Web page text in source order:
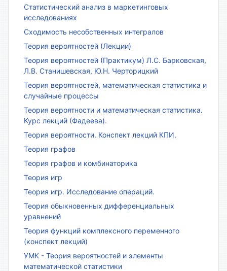
Статистический анализ в маркетинговых
исследованиях
Сходимость несобственных интегралов
Теория вероятностей (Лекции)
Теория вероятностей (Практикум) Л.С. Барковская,
Л.В. Станишевская, Ю.Н. Черторицкий
Теория вероятностей, математическая статистика и
случайные процессы
Теория вероятности и математическая статистика.
Курс лекций (Фадеева).
Теория вероятности. Конспект лекций КПИ.
Теория графов
Теория графов и комбинаторика
Теория игр
Теория игр. Исследование операций.
Теория обыкновенных дифференциальных
уравнений
Теория функций комплексного переменного
(конспект лекций)
УМК - Теория вероятностей и элементы
математической статистики